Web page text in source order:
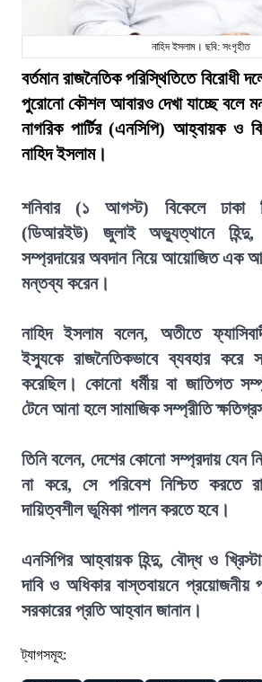
নাহিদ ইসলাম। ছবি: সংগৃহীত
বর্তমান রাজনৈতিক পরিস্থিতিতে বিরোধী
পুরোনো কৌশল আবারও দেখা যাচ্ছে বলে
নাগরিক পার্টির (এনসিপি) আহ্বায়ক ও
নাহিদ ইসলাম।
শনিবার (১ আগস্ট) বিকেলে ঢাকা
(ডিআরইউ) জুলাই অভ্যুত্থানে হিন্দু,
সম্প্রদায়ের অবদান নিয়ে আয়োজিত এক
মন্তব্য করেন।
নাহিদ ইসলাম বলেন, অতীতে
ইস্যুকে রাজনৈতিকভাবে ব্যবহার করে
করেছিল। কোনো ধর্মীয় বা জাতিগত
টেনে আনা হলে সামাজিক সম্প্রীতি
তিনি বলেন, দেশের কোনো সম্প্রদায় যেন
না করে, সে পরিবেশ নিশ্চিত করতে
দায়িত্বশীল ভূমিকা পালন করতে হবে।
এনসিপির আহ্বায়ক হিন্দু, বৌদ্ধ ও
দাবি ও অধিকার বাস্তবায়নে প্রয়োজনীয়
সরকারের প্রতি আহ্বান জানান।
ট্যাগসমূহ: